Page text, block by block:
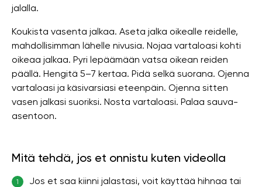
jalalla.
Koukista vasenta jalkaa. Aseta jalka oikealle reidelle,
mahdollisimman lähelle nivusia. Nojaa vartaloasi kohti
oikeaa jalkaa. Pyri lepäämään vatsa oikean reiden
päällä. Hengitä 5–7 kertaa. Pidä selkä suorana. Ojenna
vartaloasi ja käsivarsiasi eteenpäin. Ojenna sitten
vasen jalkasi suoriksi. Nosta vartaloasi. Palaa sauva-
asentoon.
Mitä tehdä, jos et onnistu kuten videolla
1
Jos et saa kiinni jalastasi, voit käyttää hihnaa tai